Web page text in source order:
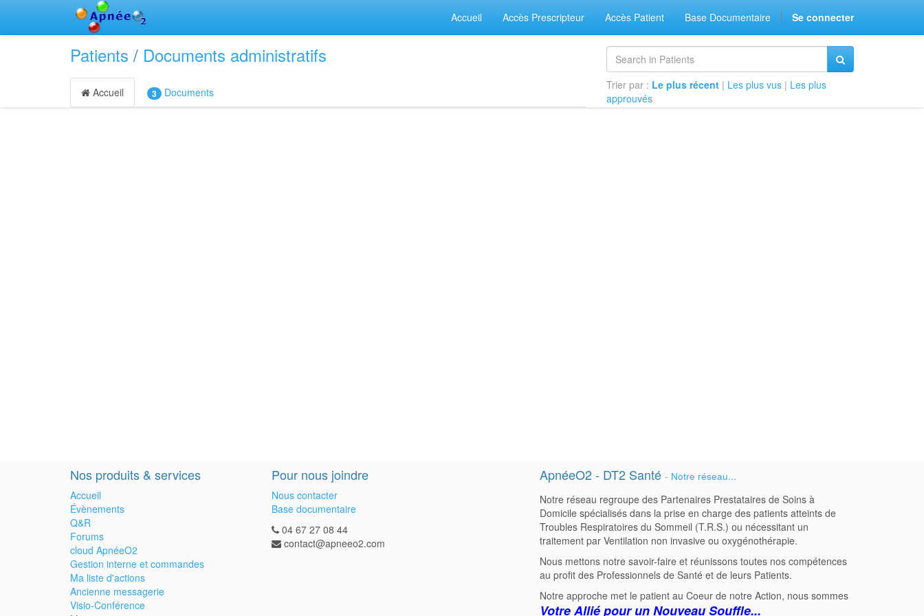
Accueil Accès Prescripteur Accès Patient Base Documentaire Se connecter
Patients / Documents administratifs
Accueil 3 Documents
Trier par : Le plus récent | Les plus vus | Les plus
approuvés
Nos produits & services
Accueil
Évènements
Q&R
Forums
cloud ApnéeO2
Gestion interne et commandes
Ma liste d'actions
Ancienne messagerie
Visio-Conférence
Pour nous joindre
Nous contacter
Base documentaire
04 67 27 08 44
contact@apneeo2.com
ApnéeO2 - DT2 Santé - Notre réseau...
Notre réseau regroupe des Partenaires Prestataires de Soins à
Domicile spécialisés dans la prise en charge des patients atteints de
Troubles Respiratoires du Sommeil (T.R.S.) ou nécessitant un
traitement par Ventilation non invasive ou oxygénothérapie.
Nous mettons notre savoir-faire et réunissons toutes nos compétences
au profit des Professionnels de Santé et de leurs Patients.
Notre approche met le patient au Coeur de notre Action, nous sommes
Votre Allié pour un Nouveau Souffle...